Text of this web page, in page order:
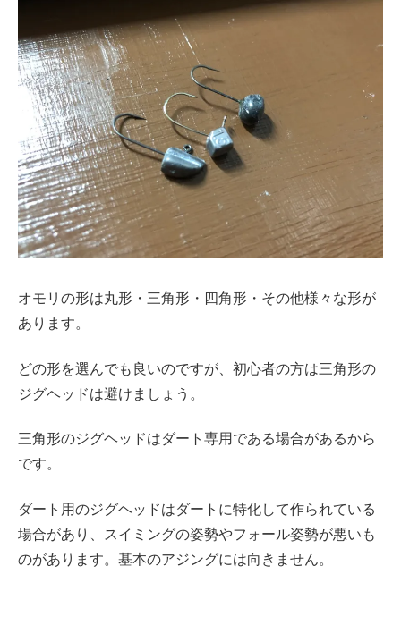
オモリの形は丸形・三角形・四角形・その他様々な形が
あります。
どの形を選んでも良いのですが、初心者の方は三角形の
ジグヘッドは避けましょう。
三角形のジグヘッドはダート専用である場合があるから
です。
ダート用のジグヘッドはダートに特化して作られている
場合があり、スイミングの姿勢やフォール姿勢が悪いも
のがあります。基本のアジングには向きません。